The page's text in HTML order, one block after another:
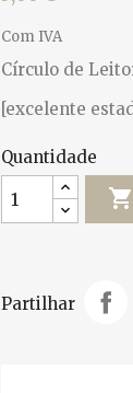
Com IVA
Círculo de
[excelente
Quantidade

Partilhar